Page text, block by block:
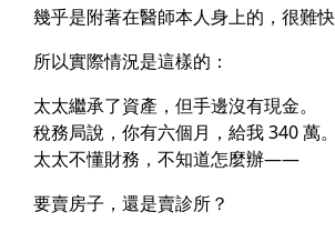
幾乎是附著在醫師本人身上的，很難快
所以實際情況是這樣的：
太太繼承了資產，但手邊沒有現金。
稅務局說，你有六個月，給我 340 萬。
太太不懂財務，不知道怎麼辦——
要賣房子，還是賣診所？